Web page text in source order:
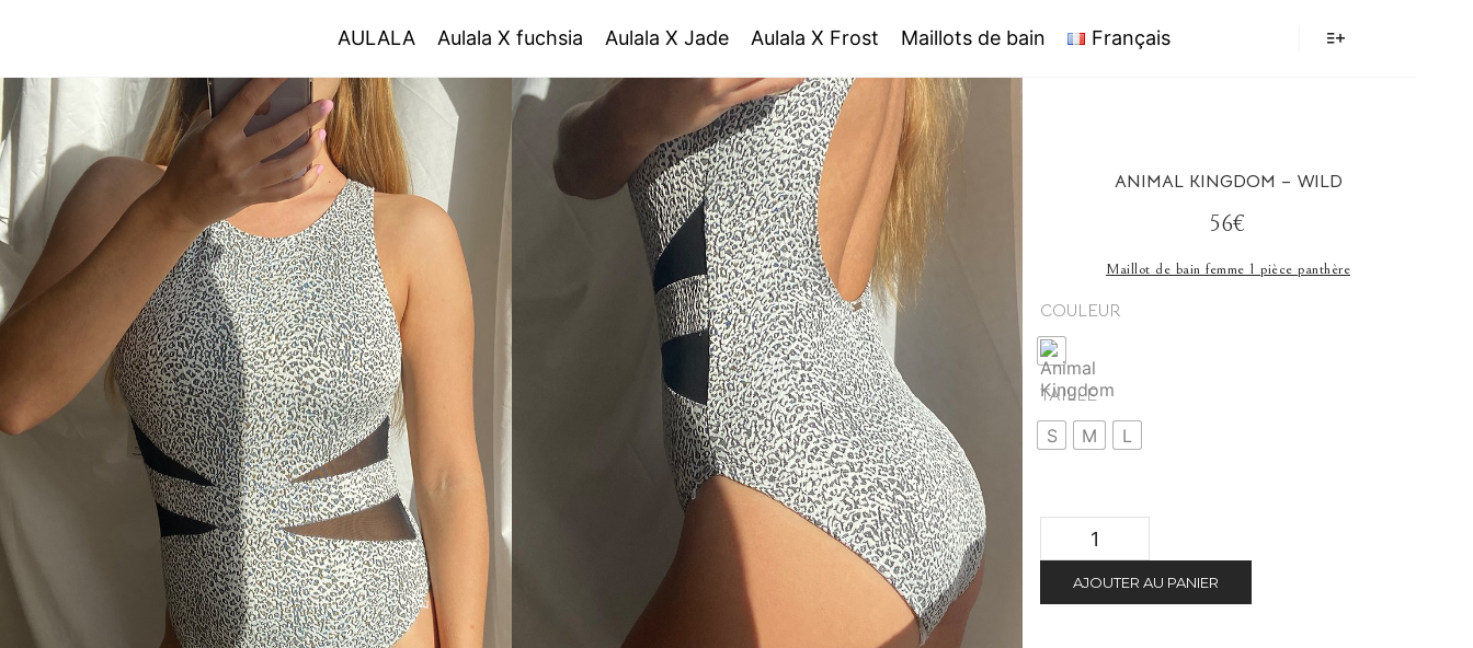
AULALA Aulala X fuchsia Aulala X Jade Aulala X Frost Maillots de bain Français
COULEUR
TAILLE
S
M L
AJOUTER AU PANIER
ANIMAL KINGDOM – WILD
56€
Maillot de bain femme 1 pièce panthère